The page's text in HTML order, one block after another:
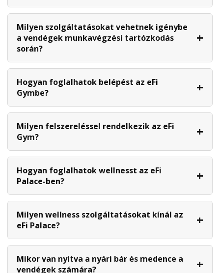
Milyen szolgáltatásokat vehetnek igénybe
a vendégek munkavégzési tartózkodás
során?
Hogyan foglalhatok belépést az eFi
Gymbe?
Milyen felszereléssel rendelkezik az eFi
Gym?
Hogyan foglalhatok wellnesst az eFi
Palace-ben?
Milyen wellness szolgáltatásokat kínál az
eFi Palace?
Mikor van nyitva a nyári bár és medence a
vendégek számára?